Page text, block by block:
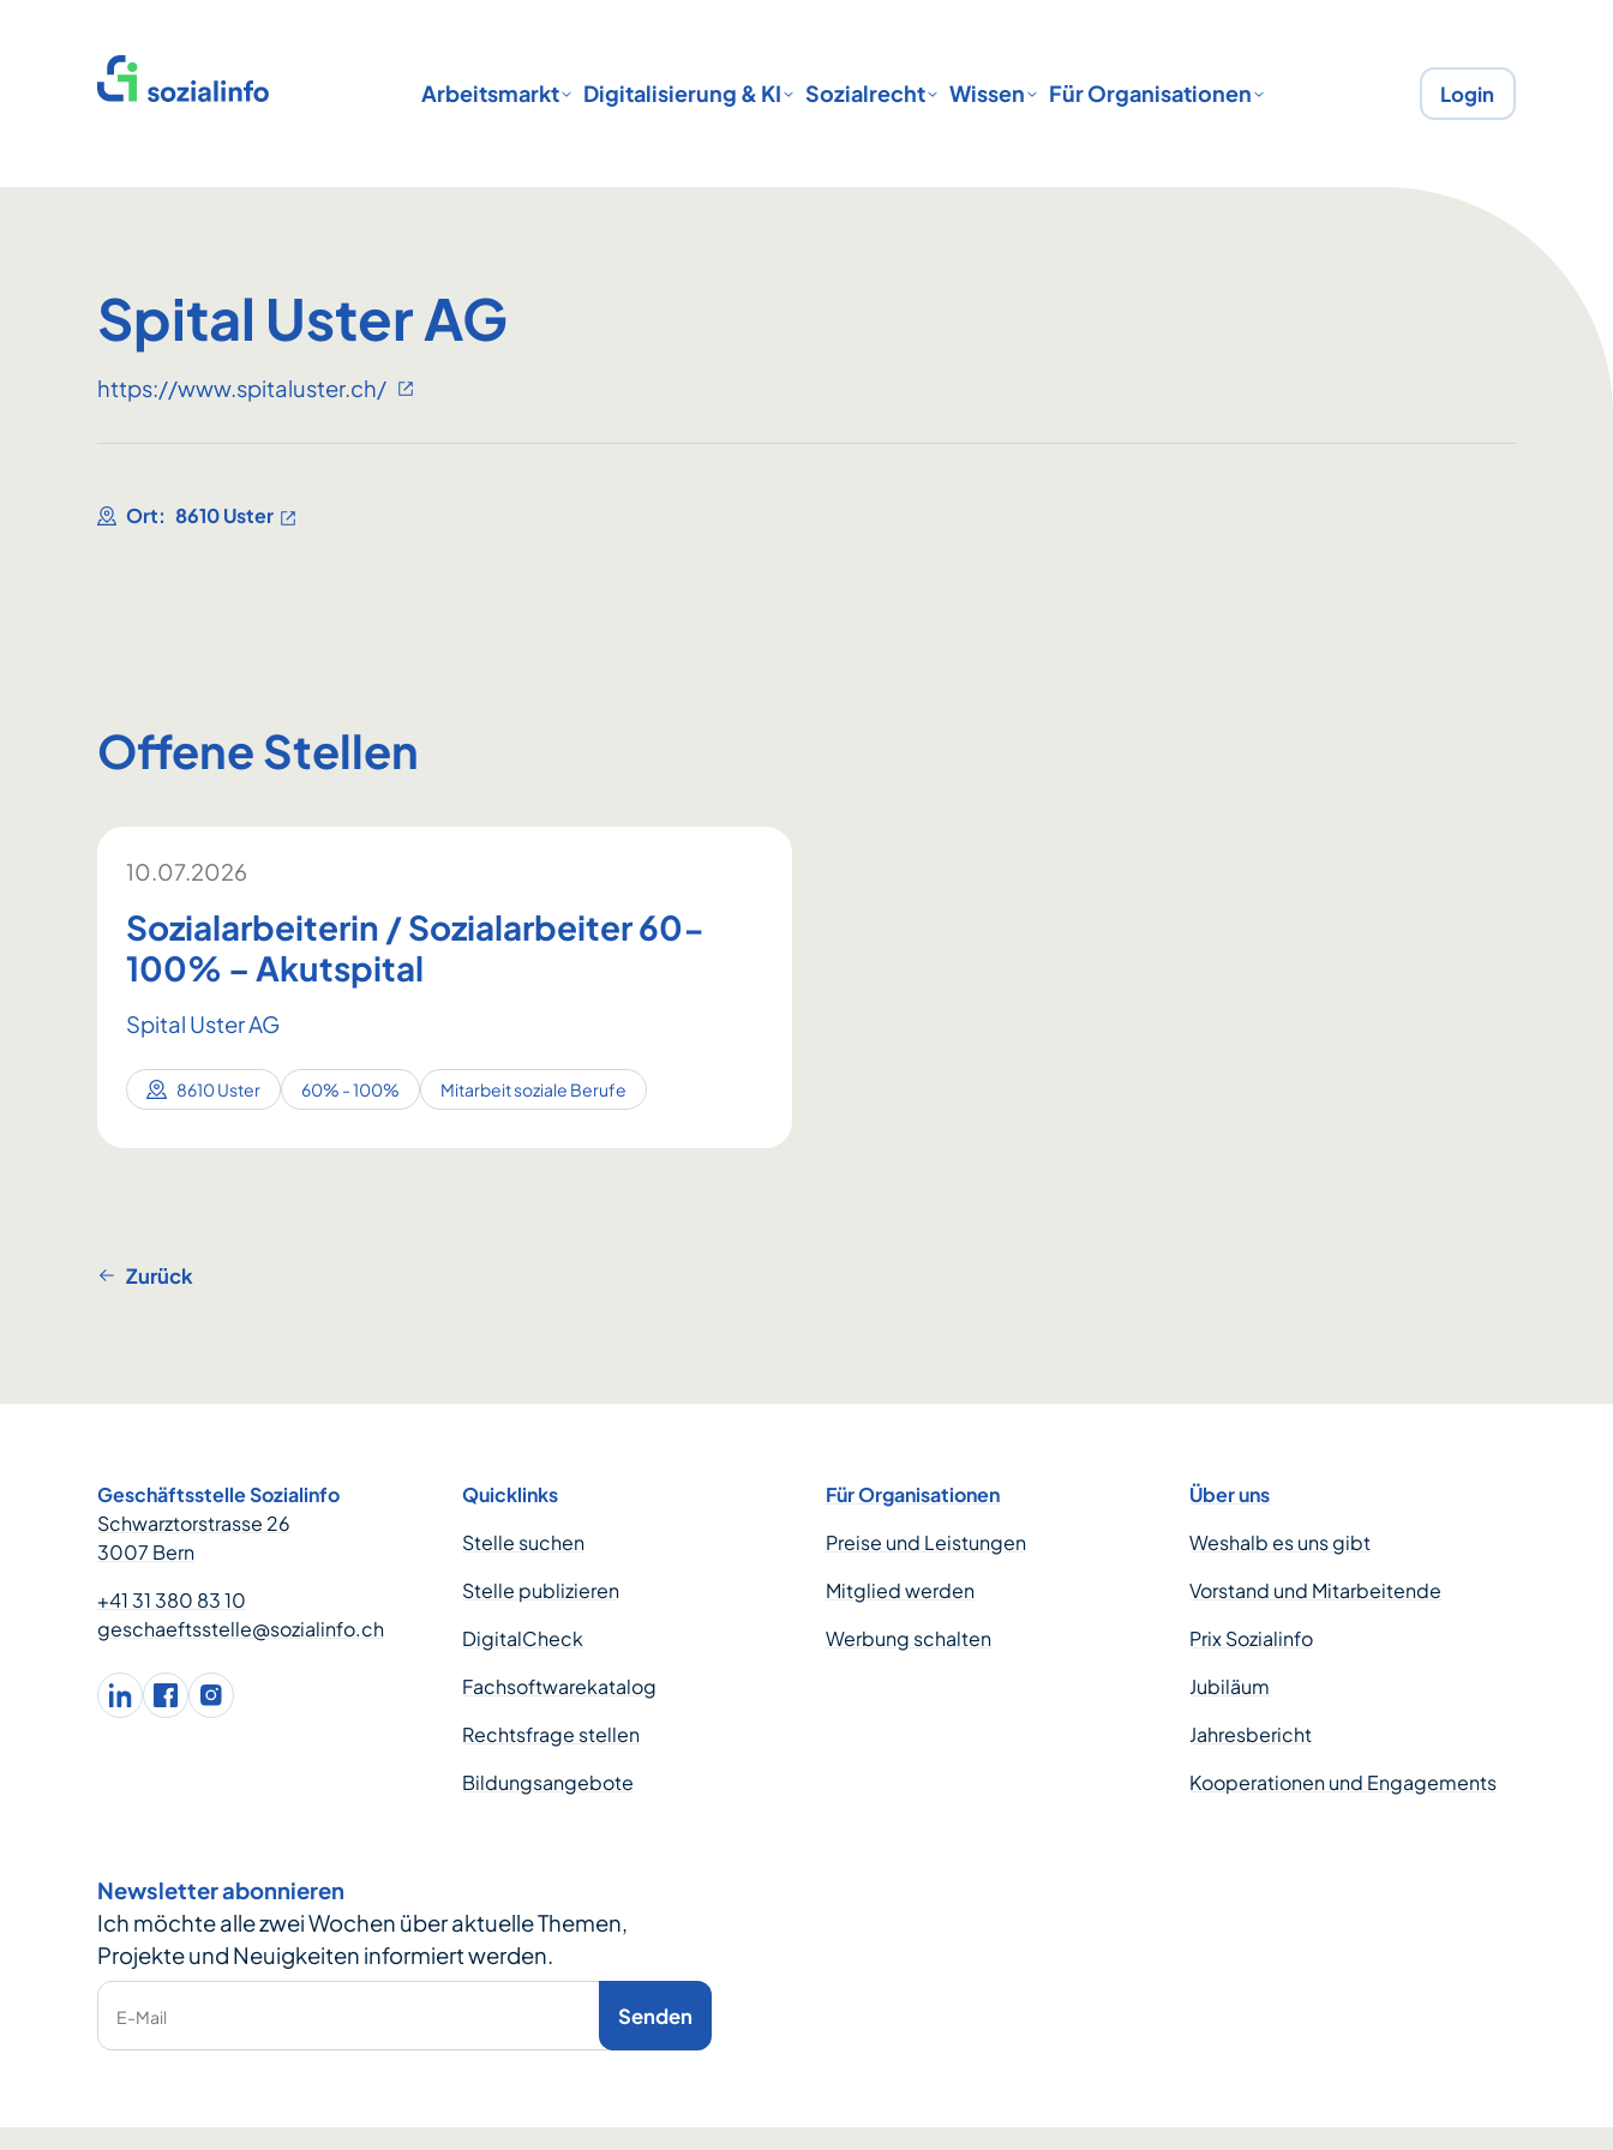
Startseite
Arbeitsmarkt Digitalisierung & KI Sozialrecht Wissen Für Organisationen Login
Spital Uster AG
https://www.spitaluster.ch/
Ort: 8610 Uster
Offene Stellen
10.07.2026
Sozialarbeiterin / Sozialarbeiter 60-
100% – Akutspital
Spital Uster AG
8610 Uster 60% - 100% Mitarbeit soziale Berufe
Zurück
Geschäftsstelle Sozialinfo
Schwarztorstrasse 26
3007 Bern
+41 31 380 83 10
geschaeftsstelle@sozialinfo.ch
LinkedInfacebookInstagram
Quicklinks
Stelle suchen
Stelle publizieren
DigitalCheck
Fachsoftwarekatalog
Rechtsfrage stellen
Bildungsangebote
Für Organisationen
Preise und Leistungen
Mitglied werden
Werbung schalten
Über uns
Weshalb es uns gibt
Vorstand und Mitarbeitende
Prix Sozialinfo
Jubiläum
Jahresbericht
Kooperationen und Engagements
Newsletter abonnieren
Ich möchte alle zwei Wochen über aktuelle Themen,
Projekte und Neuigkeiten informiert werden.
E-Mail Senden